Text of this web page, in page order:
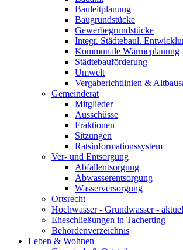
Bauleitplanung
Baugrundstücke
Gewerbegrundstücke
Integr. Städtebaul.
Kommunale Wärmeplanung
Städtebauförderung
Umwelt
Vergaberichtlinien &
Gemeinderat
Mitglieder
Ausschüsse
Fraktionen
Sitzungen
Ratsinformationssystem
Ver- und Entsorgung
Abfallentsorgung
Abwasserentsorgung
Wasserversorgung
Ortsrecht
Hochwasser - Grundwasser -
Eheschließungen in Tacherting
Behördenverzeichnis
Leben & Wohnen